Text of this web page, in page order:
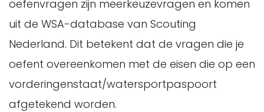
oefenvragen zijn meerkeuzevragen en komen
uit de WSA-database van Scouting
Nederland. Dit betekent dat de vragen die je
oefent ​overeenkomen met de eisen die op een
vorderingenstaat/watersportpaspoort
afgetekend worden.